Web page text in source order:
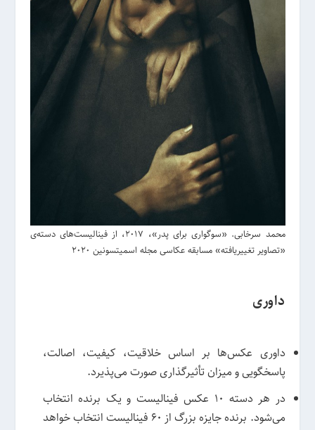
محمد سرخابی. «سوگواری برای پدر»، 2017، از فینالیست‌های دسته‌ی
«تصاویر تغییریافته» مسابقه عکاسی مجله اسمیتسونین 2020
داوری
داوری عکس‌ها بر اساس خلاقیت، کیفیت، اصالت،
پاسخگویی و میزان تأثیرگذاری صورت می‌پذیرد.
در هر دسته 10 عکس فینالیست و یک برنده انتخاب
می‌شود. برنده جایزه بزرگ از 60 فینالیست انتخاب خواهد